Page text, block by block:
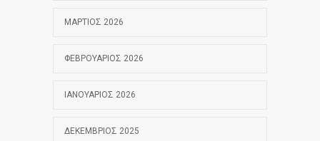
ΜΆΡΤΙΟΣ 2026
ΦΕΒΡΟΥΆΡΙΟΣ 2026
ΙΑΝΟΥΆΡΙΟΣ 2026
ΔΕΚΈΜΒΡΙΟΣ 2025